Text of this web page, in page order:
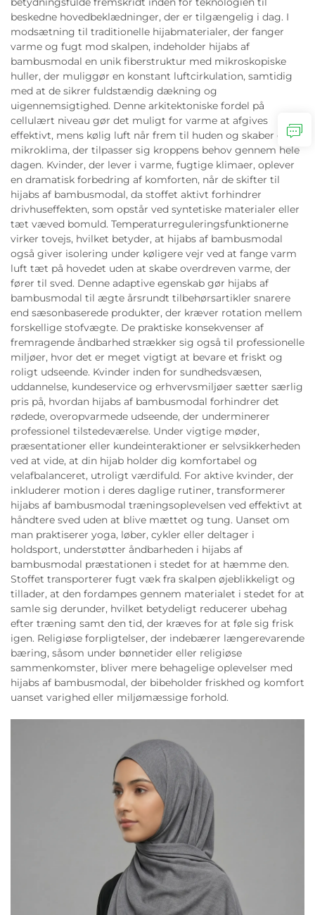
beskedne hovedbeklædninger, der er tilgængelig i dag. I
modsætning til traditionelle hijabmaterialer, der fanger
varme og fugt mod skalpen, indeholder hijabs af
bambusmodal en unik fiberstruktur med mikroskopiske
huller, der muliggør en konstant luftcirkulation, samtidig
med at de sikrer fuldstændig dækning og
uigennemsigtighed. Denne arkitektoniske fordel på
cellulært niveau gør det muligt for varme at afgives
effektivt, mens kølig luft når frem til huden og skaber et
mikroklima, der tilpasser sig kroppens behov gennem hele
dagen. Kvinder, der lever i varme, fugtige klimaer, oplever
en dramatisk forbedring af komforten, når de skifter til
hijabs af bambusmodal, da stoffet aktivt forhindrer
drivhuseffekten, som opstår ved syntetiske materialer eller
tæt væved bomuld. Temperaturreguleringsfunktionerne
virker tovejs, hvilket betyder, at hijabs af bambusmodal
også giver isolering under køligere vejr ved at fange varm
luft tæt på hovedet uden at skabe overdreven varme, der
fører til sved. Denne adaptive egenskab gør hijabs af
bambusmodal til ægte årsrundt tilbehørsartikler snarere
end sæsonbaserede produkter, der kræver rotation mellem
forskellige stofvægte. De praktiske konsekvenser af
fremragende åndbarhed strækker sig også til professionelle
miljøer, hvor det er meget vigtigt at bevare et friskt og
roligt udseende. Kvinder inden for sundhedsvæsen,
uddannelse, kundeservice og erhvervsmiljøer sætter særlig
pris på, hvordan hijabs af bambusmodal forhindrer det
rødede, overopvarmede udseende, der underminerer
professionel tilstedeværelse. Under vigtige møder,
præsentationer eller kundeinteraktioner er selvsikkerheden
ved at vide, at din hijab holder dig komfortabel og
velafbalanceret, utroligt værdifuld. For aktive kvinder, der
inkluderer motion i deres daglige rutiner, transformerer
hijabs af bambusmodal træningsoplevelsen ved effektivt at
håndtere sved uden at blive mættet og tung. Uanset om
man praktiserer yoga, løber, cykler eller deltager i
holdsport, understøtter åndbarheden i hijabs af
bambusmodal præstationen i stedet for at hæmme den.
Stoffet transporterer fugt væk fra skalpen øjeblikkeligt og
tillader, at den fordampes gennem materialet i stedet for at
samle sig derunder, hvilket betydeligt reducerer ubehag
efter træning samt den tid, der kræves for at føle sig frisk
igen. Religiøse forpligtelser, der indebærer længerevarende
bæring, såsom under bønnetider eller religiøse
sammenkomster, bliver mere behagelige oplevelser med
hijabs af bambusmodal, der bibeholder friskhed og komfort
uanset varighed eller miljømæssige forhold.